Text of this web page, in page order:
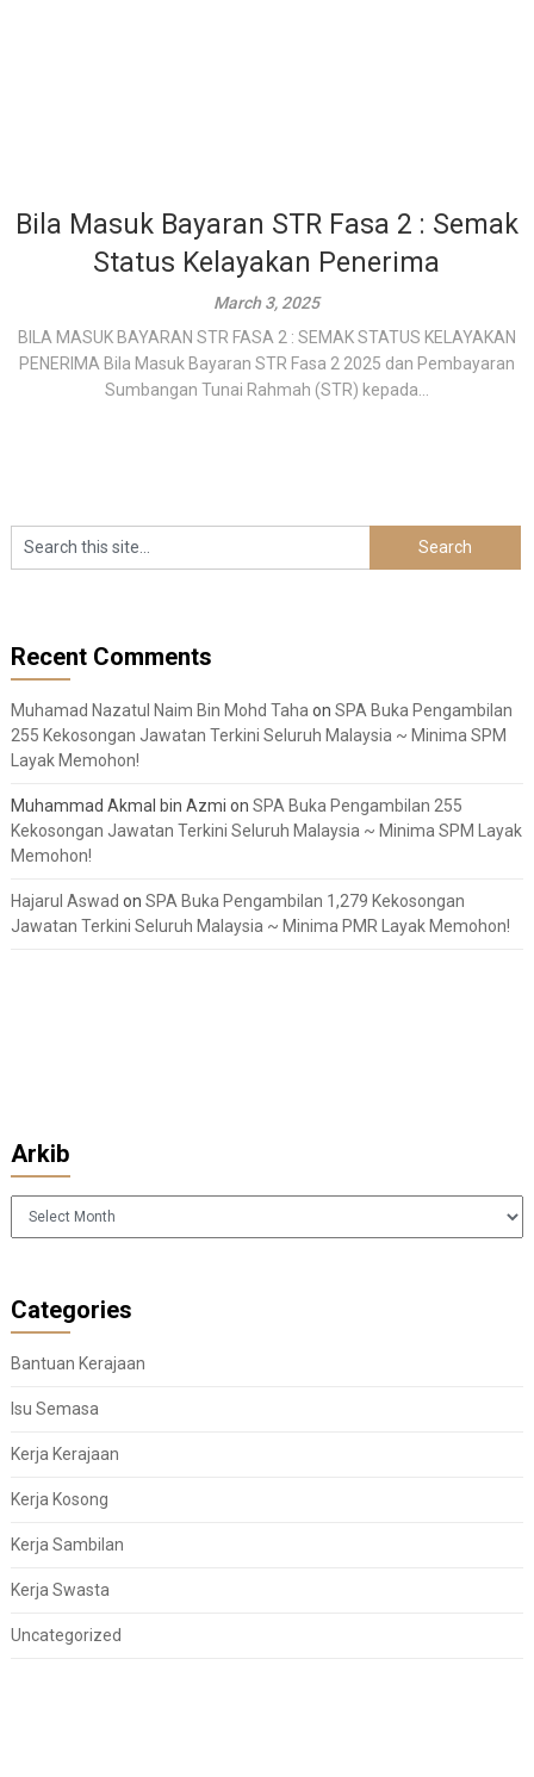
Bila Masuk Bayaran STR Fasa 2 : Semak
Status Kelayakan Penerima
March 3, 2025
BILA MASUK BAYARAN STR FASA 2 : SEMAK STATUS KELAYAKAN
PENERIMA Bila Masuk Bayaran STR Fasa 2 2025 dan Pembayaran
Sumbangan Tunai Rahmah (STR) kepada...
Recent Comments
Muhamad Nazatul Naim Bin Mohd Taha on SPA Buka Pengambilan
255 Kekosongan Jawatan Terkini Seluruh Malaysia ~ Minima SPM
Layak Memohon!
Muhammad Akmal bin Azmi on SPA Buka Pengambilan 255
Kekosongan Jawatan Terkini Seluruh Malaysia ~ Minima SPM Layak
Memohon!
Hajarul Aswad on SPA Buka Pengambilan 1,279 Kekosongan
Jawatan Terkini Seluruh Malaysia ~ Minima PMR Layak Memohon!
Arkib
Arkib
Categories
Bantuan Kerajaan
Isu Semasa
Kerja Kerajaan
Kerja Kosong
Kerja Sambilan
Kerja Swasta
Uncategorized